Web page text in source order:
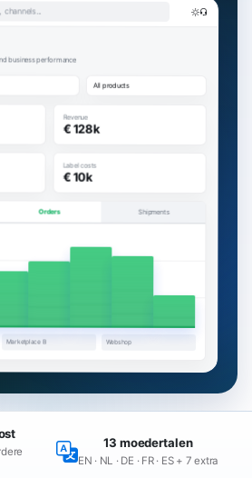
business performance
All products
Revenue
€ 128k
Label costs
€ 10k
Orders Shipments
Marketplace B Webshop
13 moedertalen
EN · NL · DE · FR · ES + 7 extra